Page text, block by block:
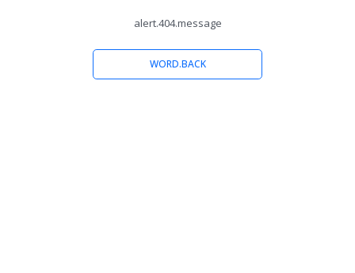
alert.404.message
WORD.BACK